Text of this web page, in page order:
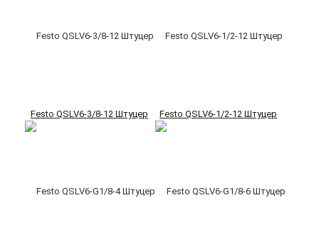
Festo QSLV6-3/8-12 Штуцер Festo QSLV6-1/2-12 Штуцер